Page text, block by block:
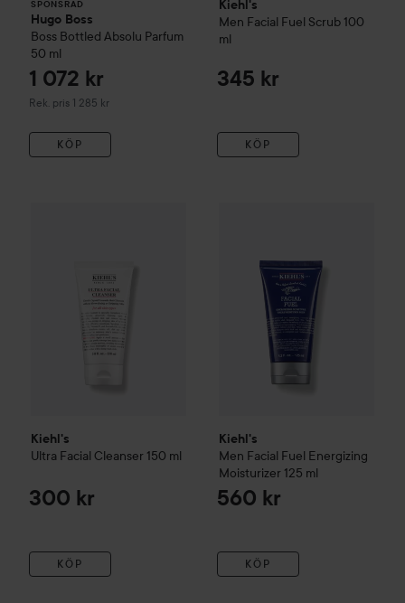
SPONSRAD
Hugo Boss
Boss Bottled Absolu Parfum
50 ml
1 072 kr
Rek. pris 1 285 kr
Rekommenderat pris 1 285 kr
KÖP
Kiehl's
Men Facial Fuel Scrub 100
ml
345 kr
KÖP
Kiehl's
Ultra Facial Cleanser 150 ml
300 kr
KÖP
Kiehl's
Men Facial Fuel Energizing
Moisturizer 125 ml
560 kr
KÖP